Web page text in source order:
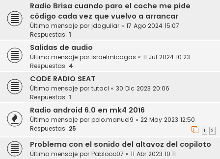
Radio Brisa cuando paro el coche me pide
código cada vez que vuelvo a arrancar
Último mensaje por jdaguilar « 17 Ago 2024 15:07
Respuestas: 1
Salidas de audio
Último mensaje por israelmicagas « 11 Jul 2024 10:23
Respuestas: 4
CODE RADIO SEAT
Último mensaje por tutaci « 30 Dic 2023 20:06
Respuestas: 1
Radio android 6.0 en mk4 2016
Último mensaje por polo.manuel9 « 22 May 2023 12:50
Respuestas: 25 1 2
Problema con el sonido del altavoz del copiloto
Último mensaje por Pablooo07 « 11 Abr 2023 10:11